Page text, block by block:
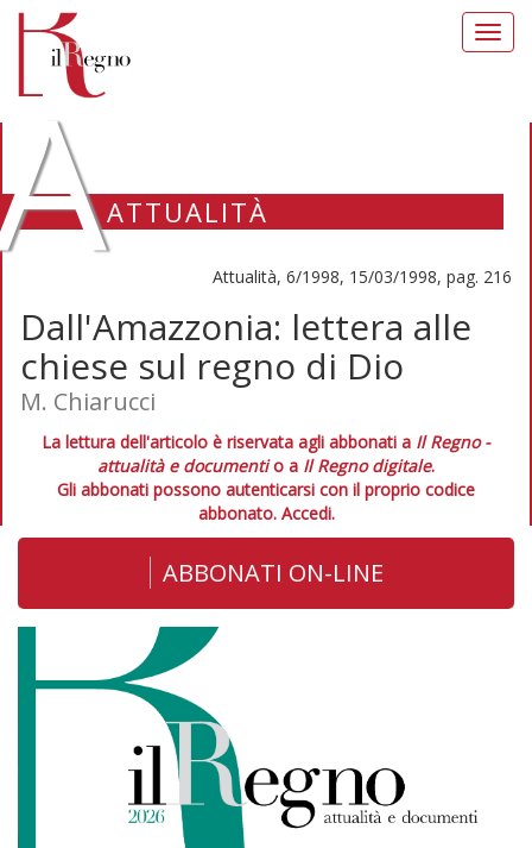
ATTUALITÀ
Attualità, 6/1998, 15/03/1998, pag. 216
Dall'Amazzonia: lettera alle
chiese sul regno di Dio
M. Chiarucci
La lettura dell'articolo è riservata agli abbonati a Il Regno -
attualità e documentio a Il Regno digitale.
Gli abbonati possono autenticarsi con il proprio codice
abbonato. Accedi.
ABBONATI ON-LINE